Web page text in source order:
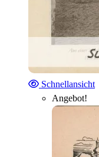
Schnellansicht
Angebot!